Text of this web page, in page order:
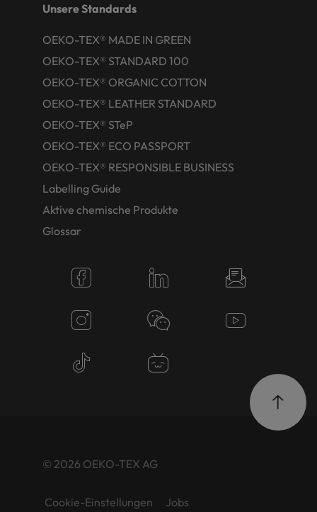
Unsere Standards
OEKO-TEX® MADE IN GREEN
OEKO-TEX® STANDARD 100
OEKO-TEX® ORGANIC COTTON
OEKO-TEX® LEATHER STANDARD
OEKO-TEX® STeP
OEKO-TEX® ECO PASSPORT
OEKO-TEX® RESPONSIBLE BUSINESS
Labelling Guide
Aktive chemische Produkte
Glossar
© 2026 OEKO-TEX AG
Cookie-Einstellungen
Jobs